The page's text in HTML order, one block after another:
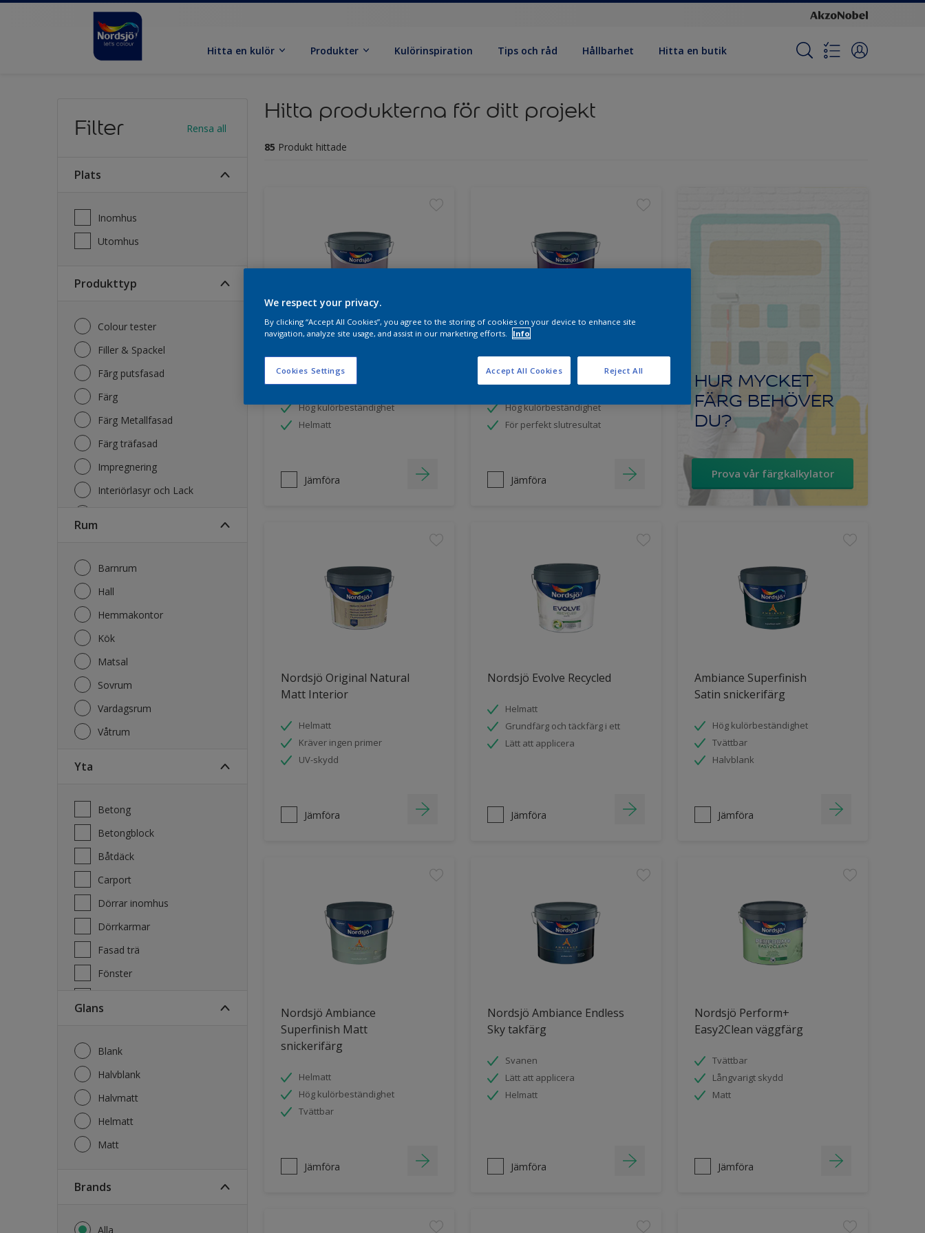
Hitta en kulör Produkter Kulörinspiration Tips och råd Hållbarhet Hitta en butik
Filter Rensa all
Plats
Inomhus
Utomhus
Produkttyp
Colour tester
Filler & Spackel
Fãrg putsfasad
Färg
Färg Metallfasad
Färg träfasad
Impregnering
Interiörlasyr och Lack
Rum
Barnrum
Hall
Hemmakontor
Kök
Matsal
Sovrum
Vardagsrum
Våtrum
Yta
Betong
Betongblock
Båtdäck
Carport
Dörrar inomhus
Dörrkarmar
Fasad trä
Fönster
Laminatgolv
Glans
Blank
Halvblank
Halvmatt
Helmatt
Matt
brands
Alla
Hitta produkterna för ditt projekt
85 Produkt hittade
Nordsjö Ambiance Deep
Matt väggfärg
Hög kulörbeständighet
Helmatt
Jämföra
Nordsjö Ambiance Smooth
Silk väggfärg
Hög kulörbeständighet
För perfekt slutresultat
Jämföra
HUR MYCKET
FÄRG BEHÖVER
DU?
Prova vår färgkalkylator
Nordsjö Original Natural
Matt Interior
Helmatt
Kräver ingen primer
UV-skydd
Jämföra
Nordsjö Evolve Recycled
Helmatt
Grundfärg och täckfärg i ett
Lätt att applicera
Jämföra
Ambiance Superfinish
Satin snickerifärg
Hög kulörbeständighet
Tvättbar
Halvblank
Jämföra
Nordsjö Ambiance
Superfinish Matt
snickerifärg
Helmatt
Hög kulörbeständighet
Tvättbar
Jämföra
Nordsjö Ambiance Endless
Sky takfärg
Svanen
Lätt att applicera
Helmatt
Jämföra
Nordsjö Perform+
Easy2Clean väggfärg
Tvättbar
Långvarigt skydd
Matt
Jämföra
We respect your privacy.
By clicking “Accept All Cookies”, you agree to the storing of cookies on your device to enhance site
navigation, analyze site usage, and assist in our marketing efforts.
Info
Cookies Settings Reject All
Accept All Cookies